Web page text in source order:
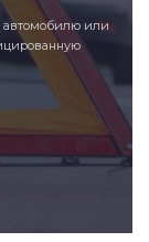
автомобилю или